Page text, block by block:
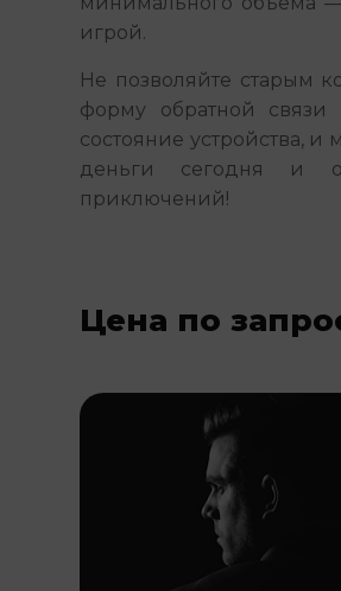
игрой.
Не позволяйте старым
форму обратной
состояние устройства, и
деньги сегодня и
приключений!
Цена по